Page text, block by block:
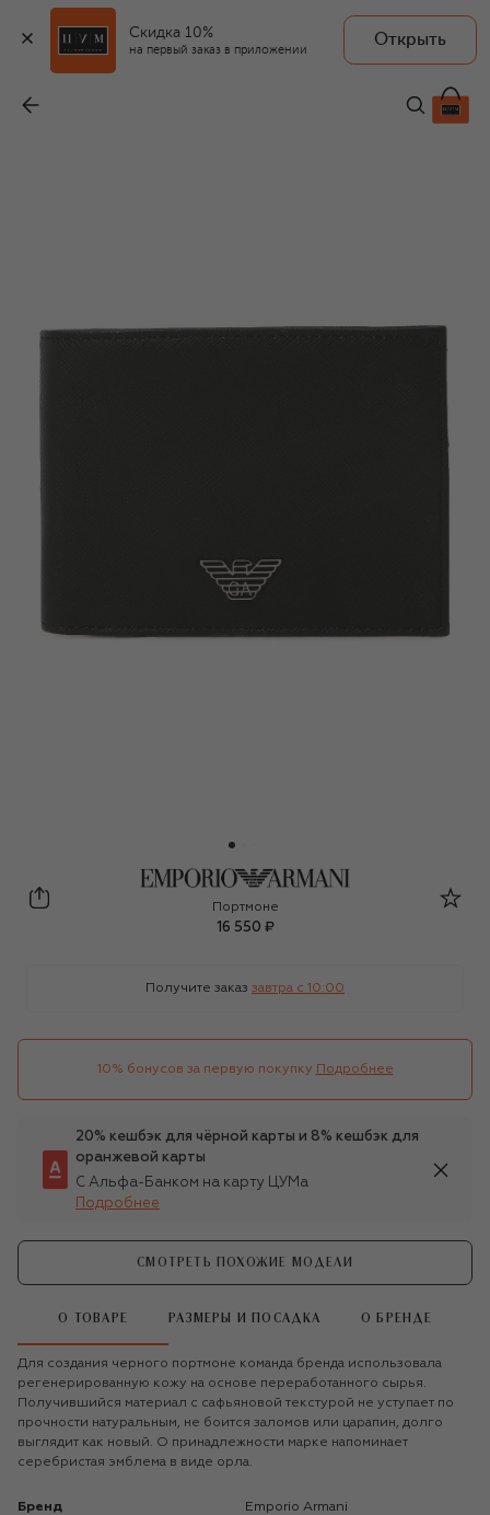
Скидка 10%
на первый заказ в приложении
Открыть
Портмоне
16 550 ₽
Получите заказ завтра c 10:00
10% бонусов за первую покупку Подробнее
20% кешбэк для чёрной карты и 8% кешбэк для
оранжевой карты
С Альфа-Банком на карту ЦУМа
Подробнее
СМОТРЕТЬ ПОХОЖИЕ МОДЕЛИ
О ТОВАРЕ РАЗМЕРЫ И ПОСАДКА О БРЕНДЕ
Для создания черного портмоне команда бренда использовала
регенерированную кожу на основе переработанного сырья.
Получившийся материал с сафьяновой текстурой не уступает по
прочности натуральным, не боится заломов или царапин, долго
выглядит как новый. О принадлежности марке напоминает
серебристая эмблема в виде орла.
Бренд Emporio Armani